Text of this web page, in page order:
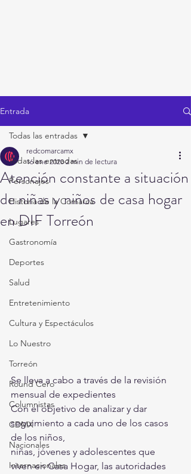
Entrada
Todas las entradas
Personajes
Historia de la Comarca
Lugares
Gastronomía
Deportes
Salud
Entretenimiento
Cultura y Espectáculos
Lo Nuestro
Torreón
Round Cero
Columnistas
CDMX
Nacionales
Internacionales
Todas las entradas
Atención constante a situación
de niñas y niños de casa hogar
en DIF Torreón
redcomarcamx
16 ene 2020 2 min de lectura
Se lleva a cabo a través de la revisión
mensual de expedientes
Con el objetivo de analizar y dar
seguimiento a cada uno de los casos
de los niños,
niñas, jóvenes y adolescentes que
viven en Casa Hogar, las autoridades